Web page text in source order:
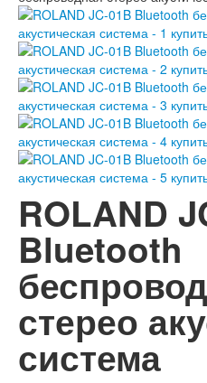
ROLAND
Bluetooth
стерео
система